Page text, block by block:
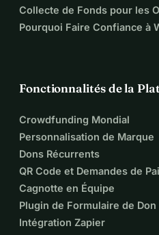
Collecte de Fonds pour les
Pourquoi Faire Confiance à
Fonctionnalités de la
Crowdfunding Mondial
Personnalisation de Marque
Dons Récurrents
QR Code et Demandes de
Cagnotte en Équipe
Plugin de Formulaire de Don
Intégration Zapier